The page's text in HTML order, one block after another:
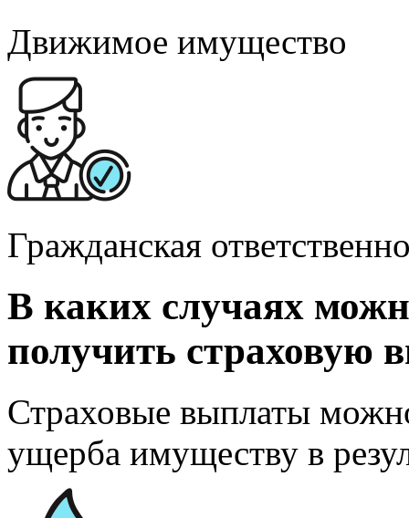
Движимое имущество
Гражданская
В каких случаях
получить страховую
Страховые выплаты
ущерба имуществу в